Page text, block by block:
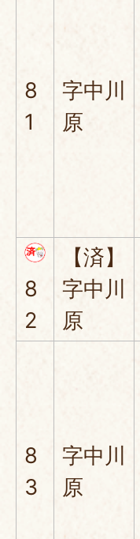
8
1
字中川
原
8
2
【済】
字中川
原
8
3
字中川
原